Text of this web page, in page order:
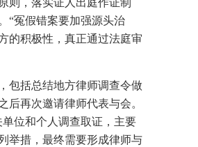
则，落实证人出庭作证制
“冤假错案要加强源头治
的积极性，真正通过法庭审
包括总结地方律师调查令做
再次邀请律师代表与会。
位和个人调查取证，主要
举措，最终需要形成律师与